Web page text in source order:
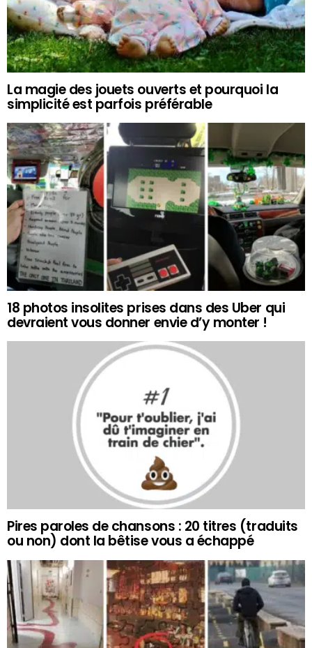
La magie des jouets ouverts et pourquoi la
simplicité est parfois préférable
18 photos insolites prises dans des Uber qui
devraient vous donner envie d’y monter !
Pires paroles de chansons : 20 titres (traduits
ou non) dont la bêtise vous a échappé